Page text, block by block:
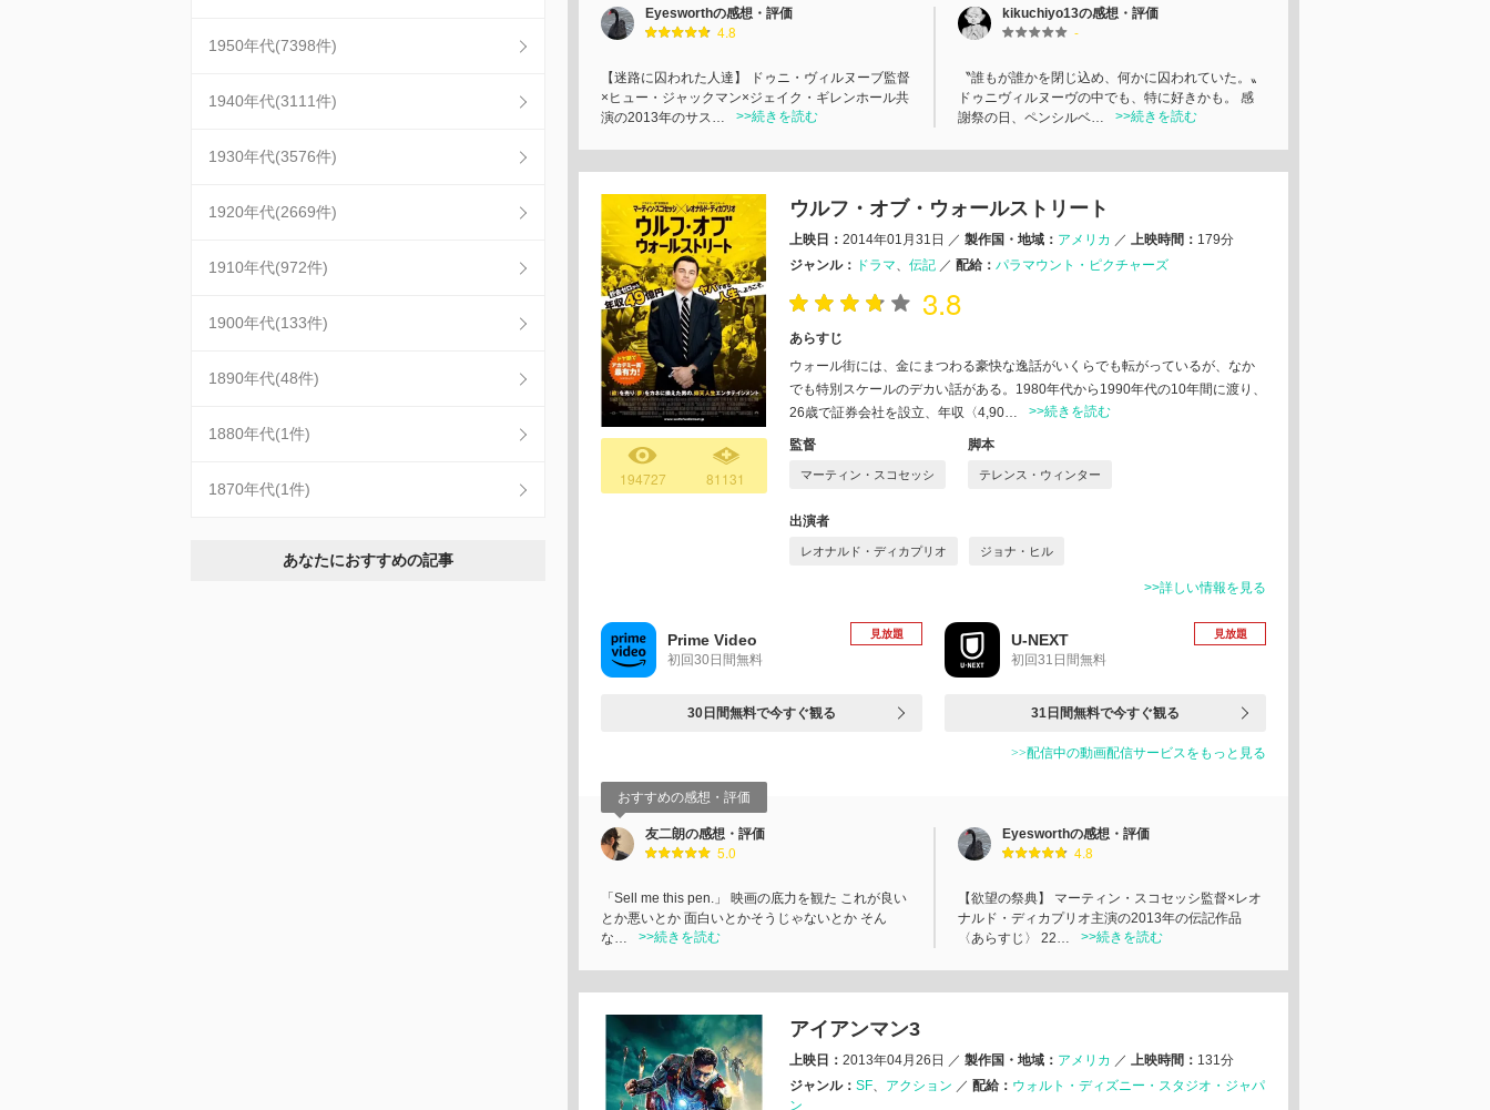
1950年代(7398件)
1940年代(3111件)
1930年代(3576件)
1920年代(2669件)
1910年代(972件)
1900年代(133件)
1890年代(48件)
1880年代(1件)
1870年代(1件)
あなたにおすすめの記事
Eyesworthの感想・評価
4.8
【迷路に囚われた人達】 ドゥニ・ヴィルヌーブ監督
×ヒュー・ジャックマン×ジェイク・ギレンホール共
演の2013年のサス…
>>続きを読む
kikuchiyo13の感想・評価
-
〝誰もが誰かを閉じ込め、何かに囚われていた。〟
ドゥニヴィルヌーヴの中でも、特に好きかも。 感
謝祭の日、ペンシルベ…
>>続きを読む
194727 81131
ウルフ・オブ・ウォールストリート
上映日： 2014年01月31日 ／ 製作国・地域： アメリカ ／ 上映時間： 179分
ジャンル： ドラマ 伝記 ／ 配給： パラマウント・ピクチャーズ
3.8
あらすじ
ウォール街には、金にまつわる豪快な逸話がいくらでも転がっているが、なか
でも特別スケールのデカい話がある。1980年代から1990年代の10年間に渡り、
26歳で証券会社を設立、年収〈4,90…
>>続きを読む
監督
マーティン・スコセッシ
脚本
テレンス・ウィンター
出演者
レオナルド・ディカプリオ ジョナ・ヒル
>>詳しい情報を見る
Prime Video
初回30日間無料
見放題
30日間無料で今すぐ観る
U-NEXT
初回31日間無料
見放題
31日間無料で今すぐ観る
>>配信中の動画配信サービスをもっと見る
おすすめの感想・評価
友二朗の感想・評価
5.0
「Sell me this pen.」 映画の底力を観た これが良い
とか悪いとか 面白いとかそうじゃないとか そん
な…
>>続きを読む
Eyesworthの感想・評価
4.8
【欲望の祭典】 マーティン・スコセッシ監督×レオ
ナルド・ディカプリオ主演の2013年の伝記作品
〈あらすじ〉 22…
>>続きを読む
アイアンマン3
上映日： 2013年04月26日 ／ 製作国・地域： アメリカ ／ 上映時間： 131分
ジャンル： SF アクション ／ 配給： ウォルト・ディズニー・スタジオ・ジャパ
ン